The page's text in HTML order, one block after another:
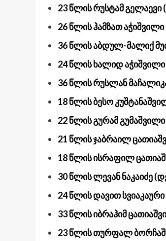
23 წლის რუსტამ გელაევი
26 წლის ჰამზათ
36 წლის აბდულ-მალიქ
24 წლის ხალიდ
36 წლის რუსლან
18 წლის ბესო
22 წლის გურამ
21 წლის ჯაბრაილ
18 წლის ისრაფილ
30 წლის ლევან ნაკაიძე
24 წლის დავით
33 წლის იბრაჰიმ
23 წლის თურფალ